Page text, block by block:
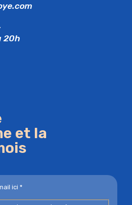
20h
et la